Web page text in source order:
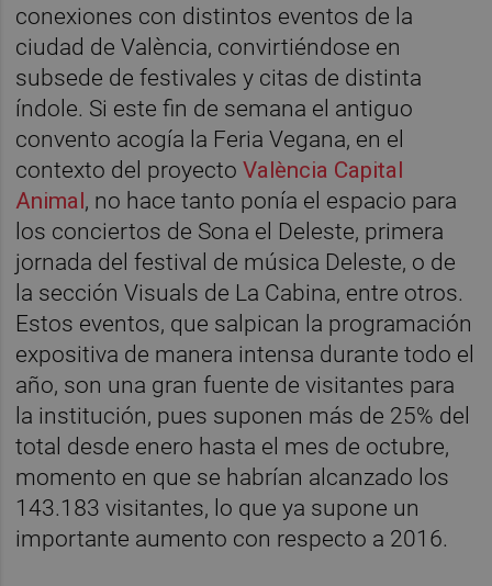
conexiones con distintos eventos de la
ciudad de València, convirtiéndose en
subsede de festivales y citas de distinta
índole. Si este fin de semana el antiguo
convento acogía la Feria Vegana, en el
contexto del proyectoValència Capital
Animal, no hace tanto ponía el espacio para
los conciertos de Sona el Deleste, primera
jornada del festival de música Deleste, o de
la sección Visuals de La Cabina, entre otros.
Estos eventos, que salpican la programación
expositiva de manera intensa durante todo el
año, son una gran fuente de visitantes para
la institución, pues suponen más de 25% del
total desde enero hasta el mes de octubre,
momento en que se habrían alcanzado los
143.183 visitantes, lo que ya supone un
importante aumento con respecto a 2016.